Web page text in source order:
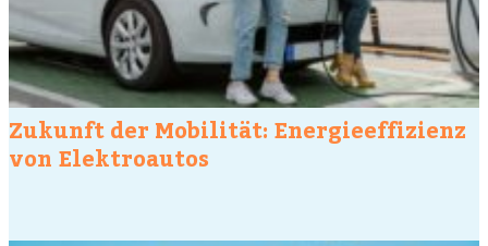
Zukunft der Mobilität: Energieeffizienz
von Elektroautos